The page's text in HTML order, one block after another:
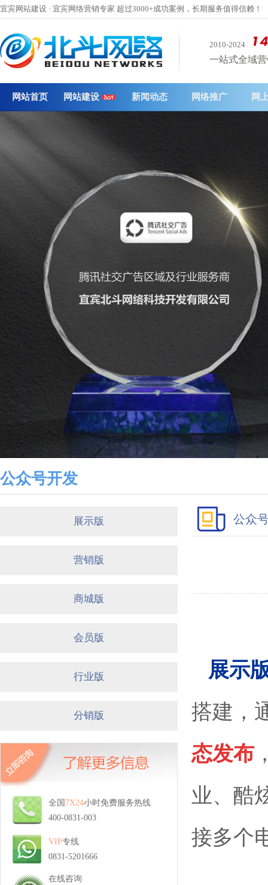
宜宾网站建设 · 宜宾网络营销专家 超过3000+成功案例，长期服务值得信赖！
2010-2024
一站式全域营
网站首页 网站建设 新闻动态 网络推广 网
公众号开发
展示版
营销版
商城版
会员版
行业版
分销版
全国 7X24小时免费服务热线
400-0831-003
VIP专线
0831-5201666
在线咨询
公众
展示
搭建，
态发布
业、酷
接多个